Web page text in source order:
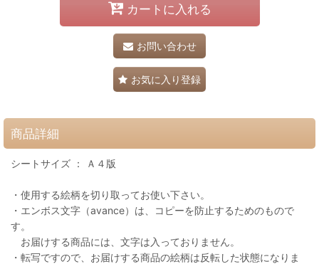
カートに入れる
お問い合わせ
お気に入り登録
商品詳細
シートサイズ ： Ａ４版
・使用する絵柄を切り取ってお使い下さい。
・エンボス文字（avance）は、コピーを防止するためのもので
す。
お届けする商品には、文字は入っておりません。
・転写ですので、お届けする商品の絵柄は反転した状態になりま